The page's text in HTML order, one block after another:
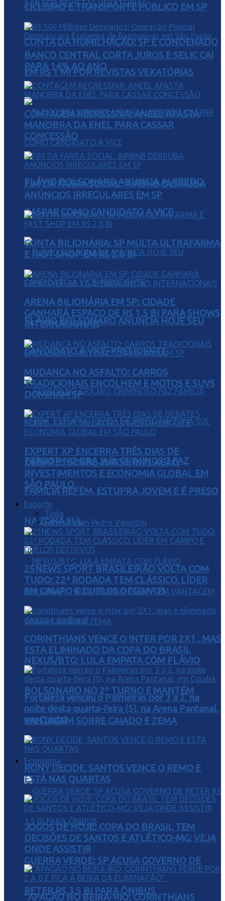
CONTA DA HUMILHAÇÃO: SP É CONDENADO
EM R$ 1 MI POR REVISTAS VEXATÓRIAS
FLÁVIO BOLSONARO ANUNCIA ALFREDO
GASPAR COMO CANDIDATO A VICE
FLÁVIO BOLSONARO ANUNCIA HOJE SEU
CANDIDATO A VICE-PRESIDENTE
TERROR NO GRAJAÚ: CRIMINOSO FAZ
FAMÍLIA REFÉM, ESTUPRA JOVEM E É PRESO
NA ZONA SUL
NEXUS/BTG: LULA EMPATA COM FLÁVIO
BOLSONARO NO 2º TURNO E MANTÉM
VANTAGEM SOBRE CAIADO E ZEMA
Economia
GUERRA VERDE: SP ACUSA GOVERNO DE
RETER R$ 3,5 BI PARA ÔNIBUS
CICLISMO E TRANSPORTE PÚBLICO EM SP
BANCO CENTRAL CORTA JUROS E SELIC CAI
PARA 14% AO ANO
CONTAGEM REGRESSIVA: ANEEL AFASTA
MANOBRA DA ENEL PARA CASSAR
CONCESSÃO
FIM DA FARRA SOCIAL: AIRBNB DERRUBA
ANÚNCIOS IRREGULARES EM SP
CONTA BILIONÁRIA: SP MULTA ULTRAFARMA
E FAST SHOP EM R$ 2,8 BI
ARENA BILIONÁRIA EM SP: CIDADE
GANHARÁ ESPAÇO DE R$ 1,5 BI PARA SHOWS
INTERNACIONAIS
MUDANÇA NO ASFALTO: CARROS
TRADICIONAIS ENCOLHEM E MOTOS E SUVS
DOMINAM SP
EXPERT XP ENCERRA TRÊS DIAS DE
DEBATES SOBRE JUROS, INFLAÇÃO,
INVESTIMENTOS E ECONOMIA GLOBAL EM
SÃO PAULO
Esporte
Tudo
Futebol com Pedro Valentini
25NEWS SPORT BRASILEIRÃO VOLTA COM
TUDO: 22ª RODADA TEM CLÁSSICO, LÍDER
EM CAMPO E DUELOS DECISIVOS
CORINTHIANS VENCE O INTER POR 2X1 , MAS
ESTA ELIMINADO DA COPA DO BRASIL
Fortaleza venceu o Palmeiras por 3 a 2, na
noite desta quarta-feira (5), na Arena Pantanal,
em Cuiabá
RONY DECIDE, SANTOS VENCE O REMO E
ESTÁ NAS QUARTAS
JOGOS DE HOJE: COPA DO BRASIL TEM
DECISÕES DE SANTOS E ATLÉTICO-MG; VEJA
ONDE ASSISTIR
“APAGÃO NO BEIRA-RIO: CORINTHIANS